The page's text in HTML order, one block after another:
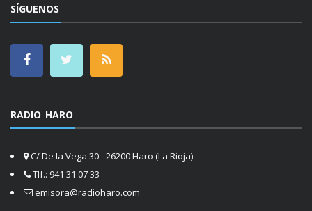
SÍGUENOS
RADIO HARO
C/ De la Vega 30 - 26200 Haro (La Rioja)
Tlf.: 941 31 07 33
emisora@radioharo.com